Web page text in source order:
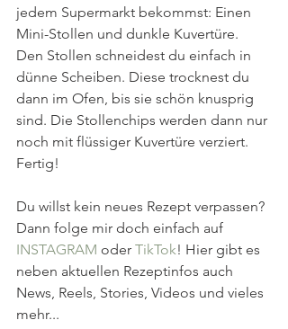
jedem Supermarkt bekommst: Einen
Mini-Stollen und dunkle Kuvertüre.
Den Stollen schneidest du einfach in
dünne Scheiben. Diese trocknest du
dann im Ofen, bis sie schön knusprig
sind. Die Stollenchips werden dann nur
noch mit flüssiger Kuvertüre verziert.
Fertig!
Du willst kein neues Rezept verpassen?
Dann folge mir doch einfach auf
INSTAGRAM oder TikTok! Hier gibt es
neben aktuellen Rezeptinfos auch
News, Reels, Stories, Videos und vieles
mehr...